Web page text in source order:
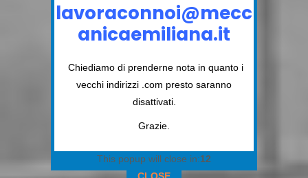
This popup will close in:11
lavoraconnoi@mecc
anicaemiliana.it
Chiediamo di prenderne nota in quanto i
vecchi indirizzi .com presto saranno
disattivati.
Grazie.